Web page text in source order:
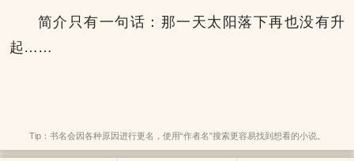
简介只有一句话：那一天太阳落下再也没有升
起……
Tip：书名会因各种原因进行更名，使用“作者名”搜索更容易找到想看的小说。